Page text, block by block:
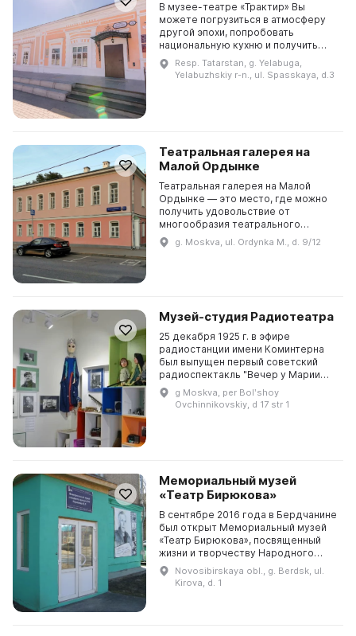
В музее-театре «Трактир» Вы
можете погрузиться в атмосферу
другой эпохи, попробовать
национальную кухню и получить
незабываемые впечатления. В
музее-театре «Трактир» Вы можете
воссоздать атмосферу ...
Resp. Tatarstan, g. Yelabuga,
Yelabuzhskiy r-n., ul. Spasskaya, d.3
Театральная галерея на
Малой Ордынке
Театральная галерея на Малой
Ордынке — это место, где можно
получить удовольствие от
многообразия театрального
искусства. Здесь можно
посмотреть работы известных
g. Moskva, ul. Ordynka M., d. 9/12
Музей-студия Радиотеатра
25 декабря 1925 г. в эфире
радиостанции имени Коминтерна
был выпущен первый советский
радиоспектакль "Вечер у Марии
Волконской", посвященный 100-
летию восстания декабристов.
Идея создания Музея Радиот...
g Moskva, per Bolʹshoy
Ovchinnikovskiy, d 17 str 1
Мемориальный музей
«Театр Бирюкова»
В сентябре 2016 года в Бердчанине
был открыт Мемориальный музей
«Театр Бирюкова», посвященный
жизни и творчеству Народного
артиста РФ, Владлена Бирюкова. В
зале размещаются подлинные
экспонаты: личные...
Novosibirskaya obl., g. Berdsk, ul.
Kirova, d. 1